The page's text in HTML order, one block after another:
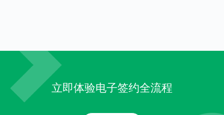
立即体验电子签约全流程